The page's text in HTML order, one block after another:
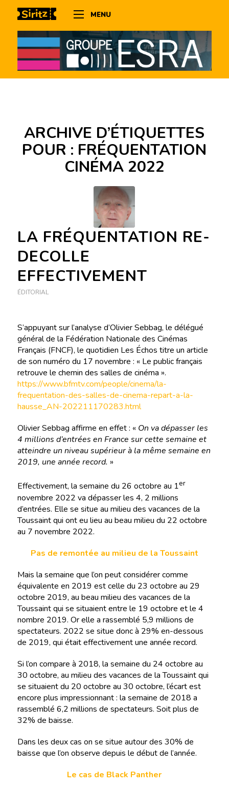
MENU
ARCHIVE D’ÉTIQUETTES
POUR : FRÉQUENTATION
CINÉMA 2022
LA FRÉQUENTATION RE-
DECOLLE
EFFECTIVEMENT
ÉDITORIAL
S’appuyant sur l’analyse d’Olivier Sebbag, le délégué
général de la Fédération Nationale des Cinémas
Français (FNCF), le quotidien Les Échos titre un article
de son numéro du 17 novembre : « Le public français
retrouve le chemin des salles de cinéma ».
https://www.bfmtv.com/people/cinema/la-
frequentation-des-salles-de-cinema-repart-a-la-
hausse_AN-202211170283.html
Olivier Sebbag affirme en effet : « On va dépasser les
4 millions d’entrées en France sur cette semaine et
atteindre un niveau supérieur à la même semaine en
2019, une année record. »
Effectivement, la semaine du 26 octobre au 1er
novembre 2022 va dépasser les 4, 2 millions
d’entrées. Elle se situe au milieu des vacances de la
Toussaint qui ont eu lieu au beau milieu du 22 octobre
au 7 novembre 2022.
Pas de remontée au milieu de la Toussaint
Mais la semaine que l’on peut considérer comme
équivalente en 2019 est celle du 23 octobre au 29
octobre 2019, au beau milieu des vacances de la
Toussaint qui se situaient entre le 19 octobre et le 4
nombre 2019. Or elle a rassemblé 5,9 millions de
spectateurs. 2022 se situe donc à 29% en-dessous
de 2019, qui était effectivement une année record.
Si l’on compare à 2018, la semaine du 24 octobre au
30 octobre, au milieu des vacances de la Toussaint qui
se situaient du 20 octobre au 30 octobre, l’écart est
encore plus impressionnant : la semaine de 2018 a
rassemblé 6,2 millions de spectateurs. Soit plus de
32% de baisse.
Dans les deux cas on se situe autour des 30% de
baisse que l’on observe depuis le début de l’année.
Le cas de Black Panther